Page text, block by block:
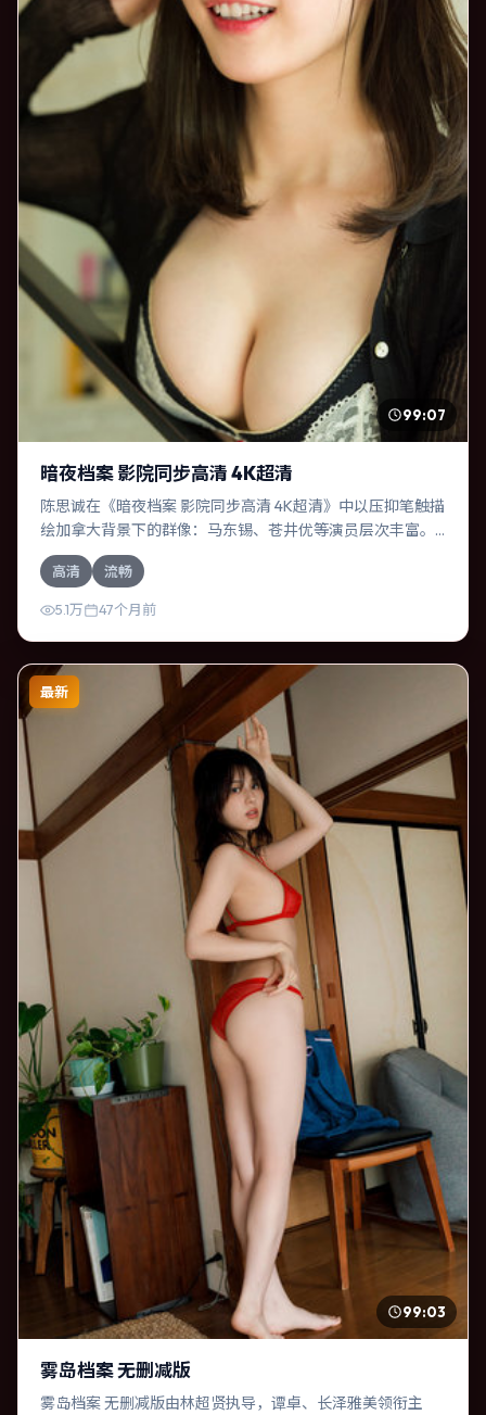
99:07
暗夜档案 影院同步高清 4K超清
陈思诚在《暗夜档案 影院同步高清 4K超清》中以压抑笔触描
绘加拿大背景下的群像：马东锡、苍井优等演员层次丰富。
作为一部冒险作品，故事从日常裂缝切入，逐步推向不可逆
转的结局；视听语言统一，情感落点克制有力。
高清 流畅
5.1万 47个月前
最新
99:03
雾岛档案 无删减版
雾岛档案 无删减版由林超贤执导，谭卓、长泽雅美领衔主